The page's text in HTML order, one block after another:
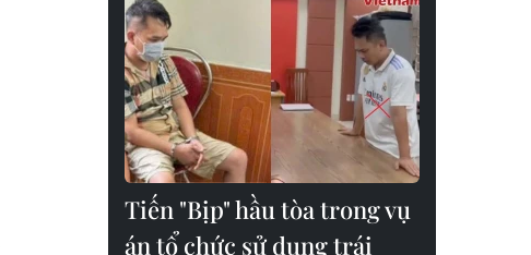
Tiến "Bịp" hầu tòa trong vụ
án tổ chức sử dụng trái